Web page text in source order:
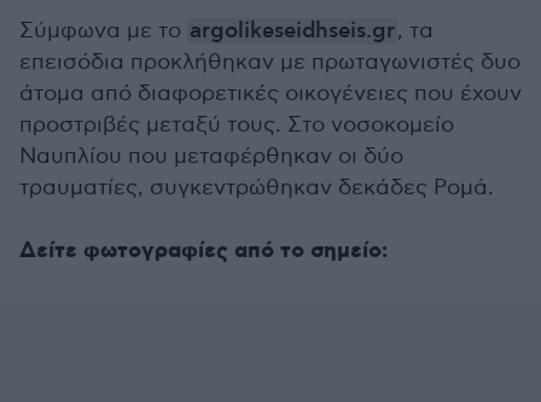
Σύμφωνα με το argolikeseidhseis.gr, τα
επεισόδια προκλήθηκαν με πρωταγωνιστές δυο
άτομα από διαφορετικές οικογένειες που έχουν
προστριβές μεταξύ τους. Στο νοσοκομείο
Ναυπλίου που μεταφέρθηκαν οι δύο
τραυματίες, συγκεντρώθηκαν δεκάδες Ρομά.
Δείτε φωτογραφίες από το σημείο: